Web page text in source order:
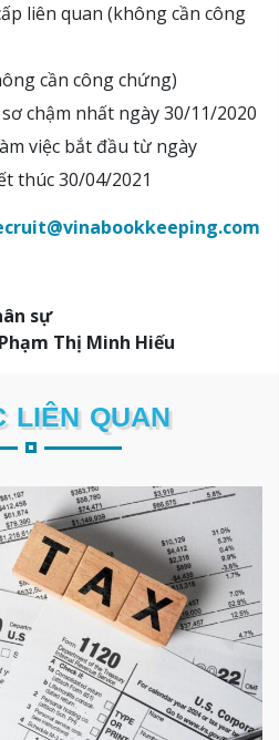
liên quan (không cần công
cần công chứng)
chậm nhất ngày 30/11/2020
việc bắt đầu từ ngày
thúc 30/04/2021
sự
Thị Minh Hiếu
LIÊN QUAN